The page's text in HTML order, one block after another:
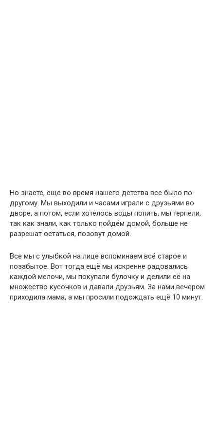
Но знаете, ещё во время нашего детства всё было по-
другому. Мы выходили и часами играли с друзьями во
дворе, а потом, если хотелось воды попить, мы терпели,
так как знали, как только пойдём домой, больше не
разрешат остаться, позовут домой.
Все мы с улыбкой на лице вспоминаем всё старое и
позабытое. Вот тогда ещё мы искренне радовались
каждой мелочи, мы покупали булочку и делили её на
множество кусочков и давали друзьям. За нами вечером
приходила мама, а мы просили подождать ещё 10 минут.